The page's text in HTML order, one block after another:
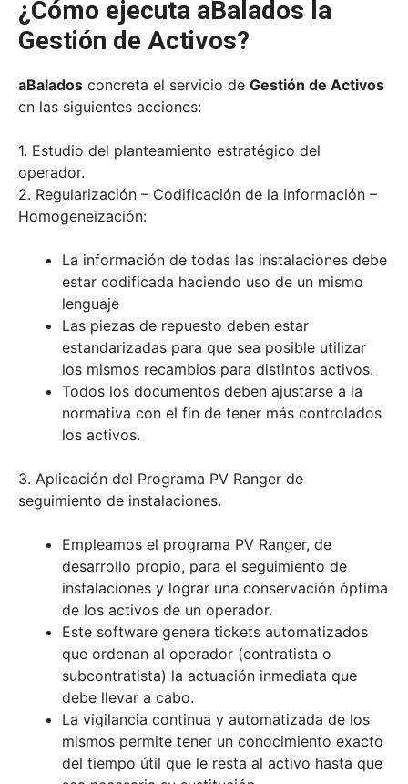
¿Cómo ejecuta aBalados la
Gestión de Activos?
aBalados concreta el servicio de Gestión de Activos
en las siguientes acciones:
1. Estudio del planteamiento estratégico del
operador.
2. Regularización – Codificación de la información –
Homogeneización:
La información de todas las instalaciones debe
estar codificada haciendo uso de un mismo
lenguaje
Las piezas de repuesto deben estar
estandarizadas para que sea posible utilizar
los mismos recambios para distintos activos.
Todos los documentos deben ajustarse a la
normativa con el fin de tener más controlados
los activos.
3. Aplicación del Programa PV Ranger de
seguimiento de instalaciones.
Empleamos el programa PV Ranger, de
desarrollo propio, para el seguimiento de
instalaciones y lograr una conservación óptima
de los activos de un operador.
Este software genera tickets automatizados
que ordenan al operador (contratista o
subcontratista) la actuación inmediata que
debe llevar a cabo.
La vigilancia continua y automatizada de los
mismos permite tener un conocimiento exacto
del tiempo útil que le resta al activo hasta que